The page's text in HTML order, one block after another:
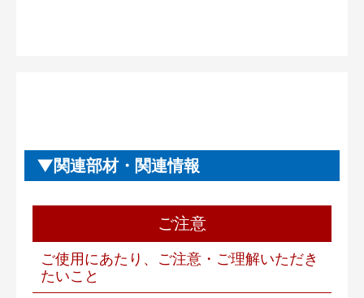
関連部材・関連情報
ご注意
ご使用にあたり、ご注意・ご理解いただき
たいこと